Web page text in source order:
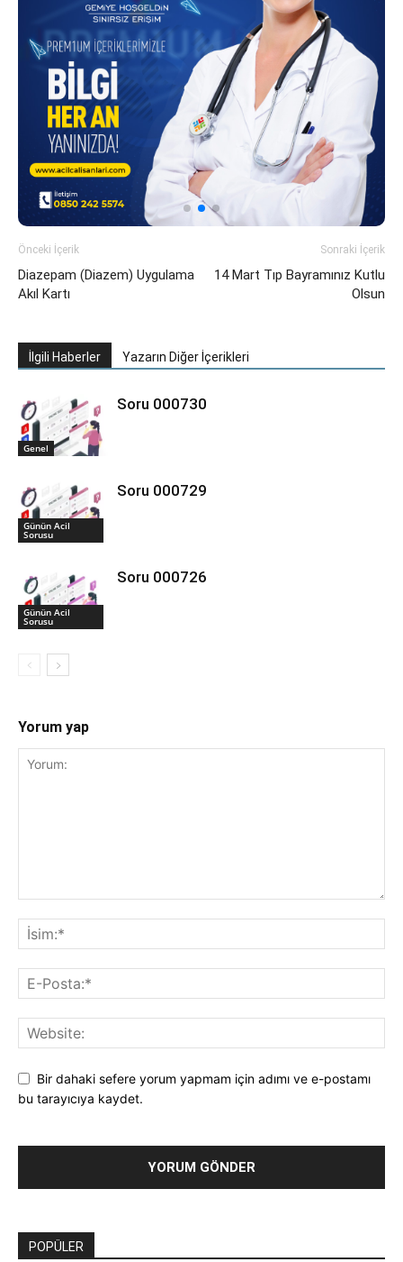
Önceki İçerik
Diazepam (Diazem) Uygulama
Akıl Kartı
Sonraki İçerik
14 Mart Tıp Bayramınız Kutlu
Olsun
İlgili Haberler Yazarın Diğer İçerikleri
Genel
Soru 000730
Günün Acil
Sorusu
Soru 000729
Günün Acil
Sorusu
Soru 000726
Yorum yap
Bir dahaki sefere yorum yapmam için adımı ve e-postamı
bu tarayıcıya kaydet.
POPÜLER